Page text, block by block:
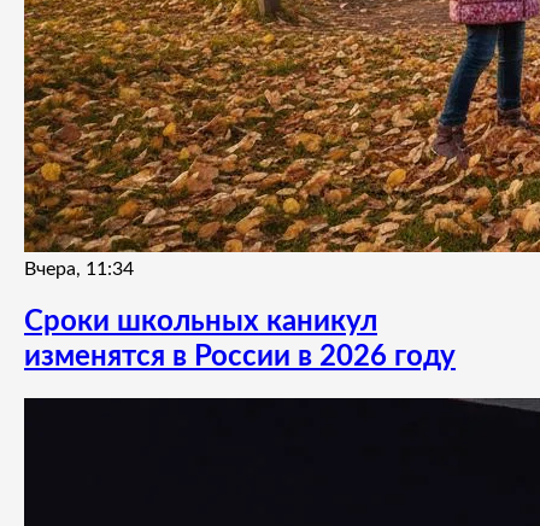
Вчера, 11:34
Сроки школьных каникул
изменятся в России в 2026 году